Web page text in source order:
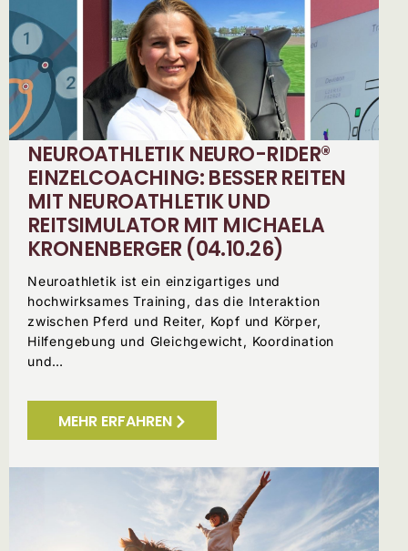
NEUROATHLETIK NEURO-RIDER®
EINZELCOACHING: BESSER REITEN
MIT NEUROATHLETIK UND
REITSIMULATOR MIT MICHAELA
KRONENBERGER (04.10.26)
Neuroathletik ist ein einzigartiges und
hochwirksames Training, das die Interaktion
zwischen Pferd und Reiter, Kopf und Körper,
Hilfengebung und Gleichgewicht, Koordination
und…
MEHR ERFAHREN